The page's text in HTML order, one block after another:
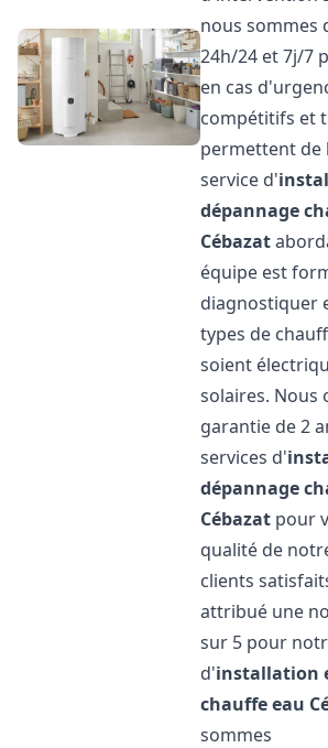
nous sommes
24h/24 et 7j/7
en cas
compétitifs et
permettent de
service d'
dépannage
Cébazat
équipe est
diagnostiquer
types de
soient
solaires. Nous
garantie de 2
services d'
dépannage
Cébazat pour
qualité de
clients
attribué une
sur 5 pour
d'installation
chauffe eau
sommes